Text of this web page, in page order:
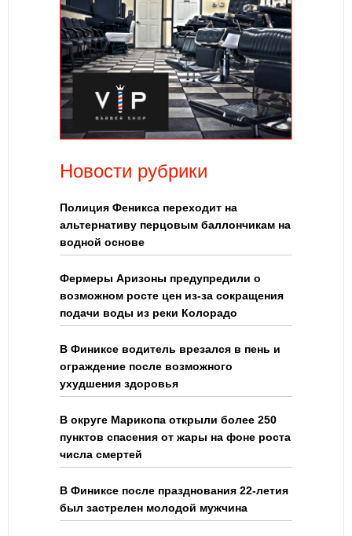
Новости рубрики
Полиция Феникса переходит на
альтернативу перцовым баллончикам на
водной основе
Фермеры Аризоны предупредили о
возможном росте цен из-за сокращения
подачи воды из реки Колорадо
В Финиксе водитель врезался в пень и
ограждение после возможного
ухудшения здоровья
В округе Марикопа открыли более 250
пунктов спасения от жары на фоне роста
числа смертей
В Финиксе после празднования 22-летия
был застрелен молодой мужчина